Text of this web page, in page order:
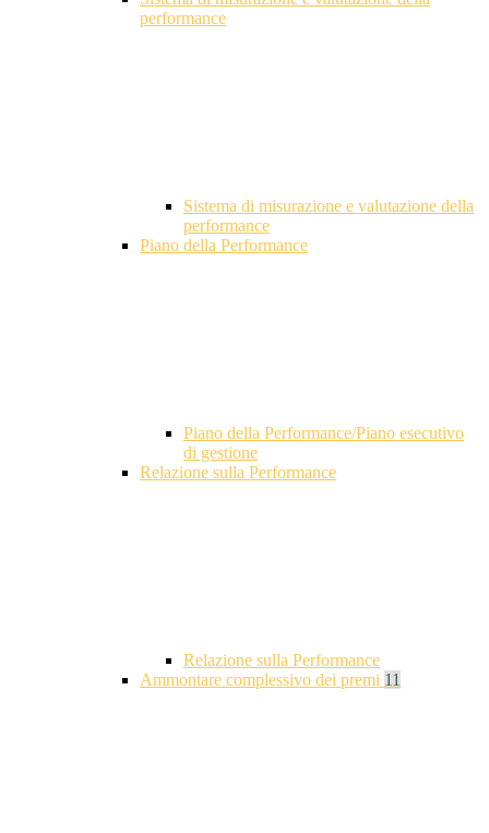
performance
Sistema di misurazione e valutazione della
performance
Piano della Performance
Piano della Performance/Piano esecutivo
di gestione
Relazione sulla Performance
Relazione sulla Performance
Ammontare complessivo dei premi 11